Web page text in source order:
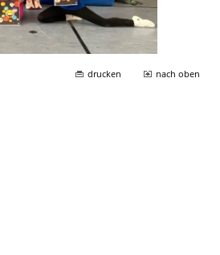
drucken nach oben